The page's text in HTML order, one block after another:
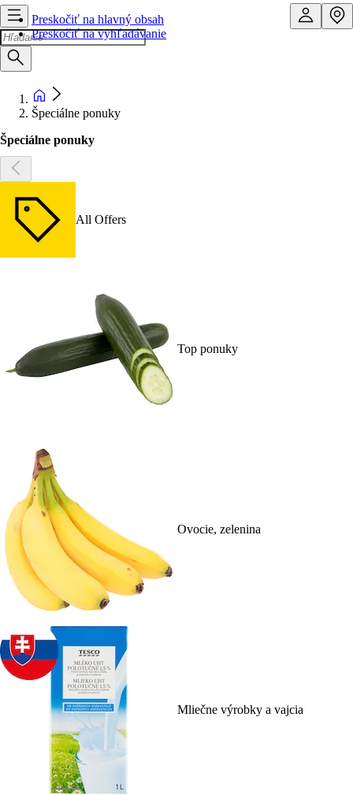
Preskočiť na hlavný obsah
Preskočiť na vyhľadávanie
Špeciálne ponuky
Špeciálne ponuky
All Offers
Top ponuky
Ovocie, zelenina
Mliečne výrobky a vajcia